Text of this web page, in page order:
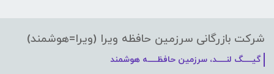
شرکت بازرگانی سرزمین حافظه ویرا (ویرا=هوشمند)
گیـــــگ لنـــــد، سرزمین حافظـــــه هوشمند